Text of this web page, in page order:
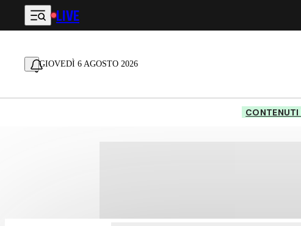
Vai al contenuto principale
LIVE
GIOVEDÌ 6 AGOSTO 2026
CONTENUTI